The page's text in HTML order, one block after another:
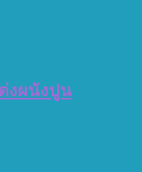
งผนังปูน